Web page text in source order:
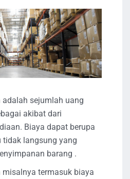
sejumlah uang
akibat dari
Biaya dapat berupa
langsung yang
barang .
misalnya termasuk biaya